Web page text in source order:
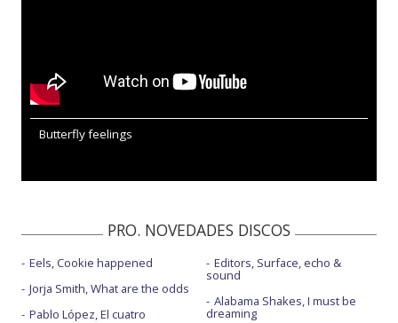
Butterfly feelings
PRO. NOVEDADES DISCOS
Eels, Cookie happened
Jorja Smith, What are the odds
Pablo López, El cuatro
Editors, Surface, echo &
sound
Alabama Shakes, I must be
dreaming